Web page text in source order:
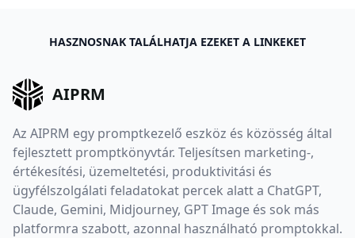
HASZNOSNAK TALÁLHATJA EZEKET A LINKEKET
AIPRM
Az AIPRM egy promptkezelő eszköz és közösség által
fejlesztett promptkönyvtár. Teljesítsen marketing-,
értékesítési, üzemeltetési, produktivitási és
ügyfélszolgálati feladatokat percek alatt a ChatGPT,
Claude, Gemini, Midjourney, GPT Image és sok más
platformra szabott, azonnal használható promptokkal.